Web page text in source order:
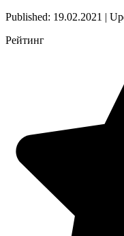
Published: 19.02.2021 |
Рейтинг